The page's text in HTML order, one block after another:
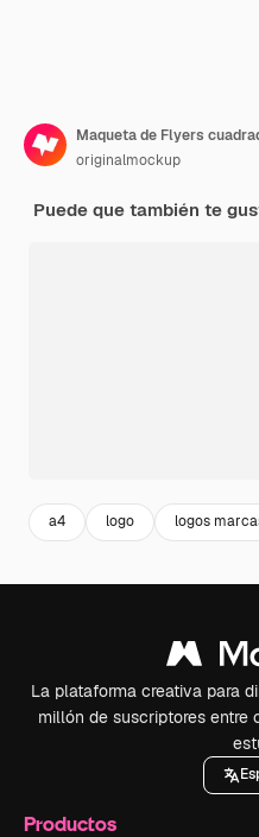
Maqueta de Flyers
originalmockup
Puede que también te
a4 logo logos
La plataforma creativa para
millón de suscriptores entre
Productos